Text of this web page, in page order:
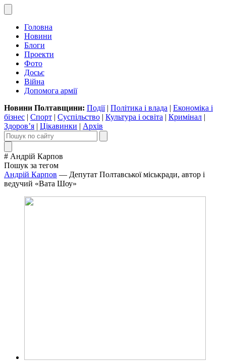
Головна
Новини
Блоги
Проекти
Фото
Досьє
Війна
Допомога армії
Новини Полтавщини: Події| Політика і влада | Економіка і
бізнес | Спорт | Суспільство | Культура і освіта | Кримінал |
Здоров’я | Цікавинки | Архів
# Андрій Карпов
Пошук за тегом
Андрій Карпов — Депутат Полтавської міськради, автор і
ведучий «Вата Шоу»